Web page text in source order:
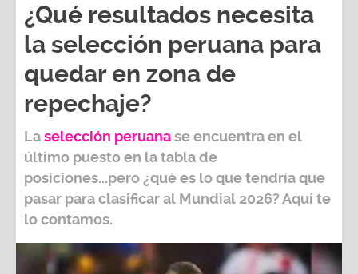
¿Qué resultados necesita
la selección peruana para
quedar en zona de
repechaje?
Laselección peruanase encuentra en el
último puesto en la tabla de
posiciones...pero ¿qué es lo que tendría que
pasar para clasificar al Mundial 2026?Aquí te
lo contamos.